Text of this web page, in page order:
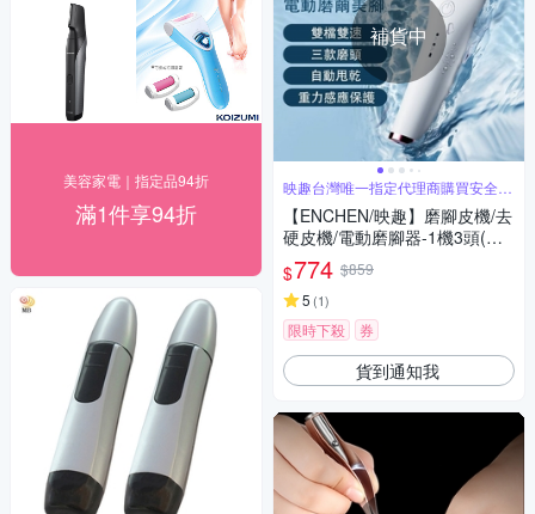
美容家電｜指定品94折
滿1件享94折
補貨中
映趣台灣唯一指定代理商購買安全有
保障
【ENCHEN/映趣】磨腳皮機/去
硬皮機/電動磨腳器-1機3頭(可
去角質 老繭 修足 死皮)
$774 $859
5 (1)
限時下殺 券
貨到通知我